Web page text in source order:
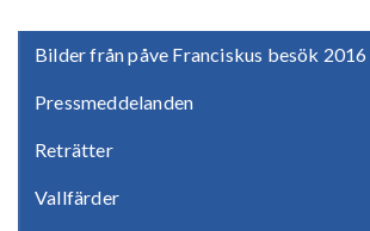
Bilder från påve Franciskus besök 2016
Pressmeddelanden
Reträtter
Vallfärder